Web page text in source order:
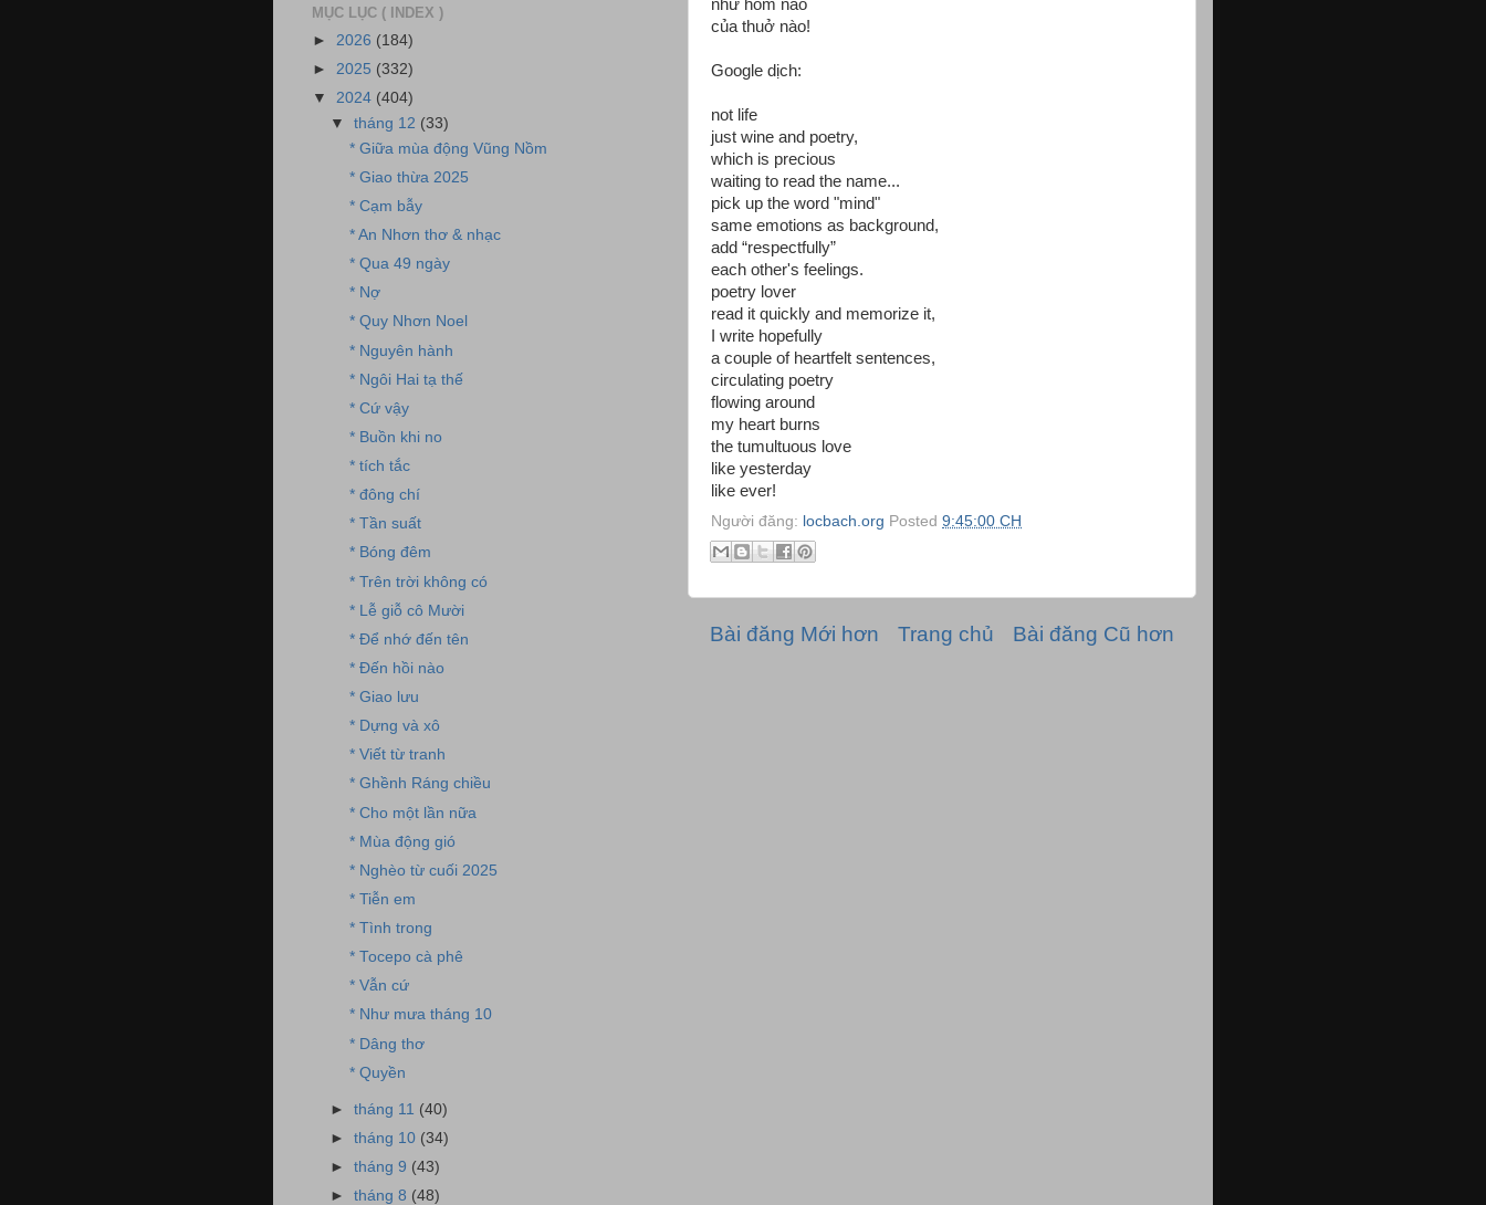
như hôm nao
của thuở nào!
Google dịch:
not life
just wine and poetry,
which is precious
waiting to read the name...
pick up the word "mind"
same emotions as background,
add “respectfully”
each other's feelings.
poetry lover
read it quickly and memorize it,
I write hopefully
a couple of heartfelt sentences,
circulating poetry
flowing around
my heart burns
the tumultuous love
like yesterday
like ever!
Người đăng: locbach.org Posted 9:45:00 CH
Bài đăng Mới hơn Bài đăng Cũ hơn
Trang chủ
MỤC LỤC ( INDEX )
► 2026 (184)
► 2025 (332)
▼ 2024 (404)
▼tháng 12 (33)
* Giữa mùa động Vũng Nồm
* Giao thừa 2025
* Cạm bẫy
* An Nhơn thơ & nhạc
* Qua 49 ngày
* Nợ
* Quy Nhơn Noel
* Nguyên hành
* Ngôi Hai tạ thế
* Cứ vậy
* Buồn khi no
* tích tắc
* đông chí
* Tần suất
* Bóng đêm
* Trên trời không có
* Lễ giỗ cô Mười
* Để nhớ đến tên
* Đến hồi nào
* Giao lưu
* Dựng và xô
* Viết từ tranh
* Ghềnh Ráng chiều
* Cho một lần nữa
* Mùa động gió
* Nghèo từ cuối 2025
* Tiễn em
* Tình trong
* Tocepo cà phê
* Vẫn cứ
* Như mưa tháng 10
* Dâng thơ
* Quyền
►tháng 11 (40)
►tháng 10 (34)
►tháng 9 (43)
►tháng 8 (48)